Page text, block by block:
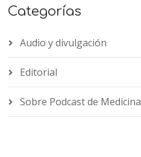
Categorías
Audio y divulgación
Editorial
Sobre Podcast de Medicina